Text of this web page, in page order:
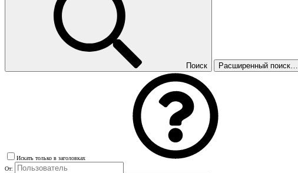
Поиск Расширенный поиск…
Искать только в заголовках
От: